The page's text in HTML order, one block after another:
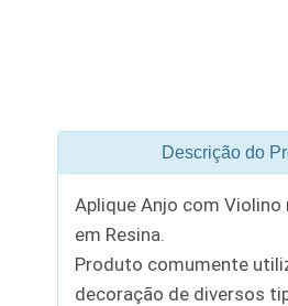
Descrição do
Aplique Anjo com Violino
em Resina.
Produto comumente
decoração de diversos